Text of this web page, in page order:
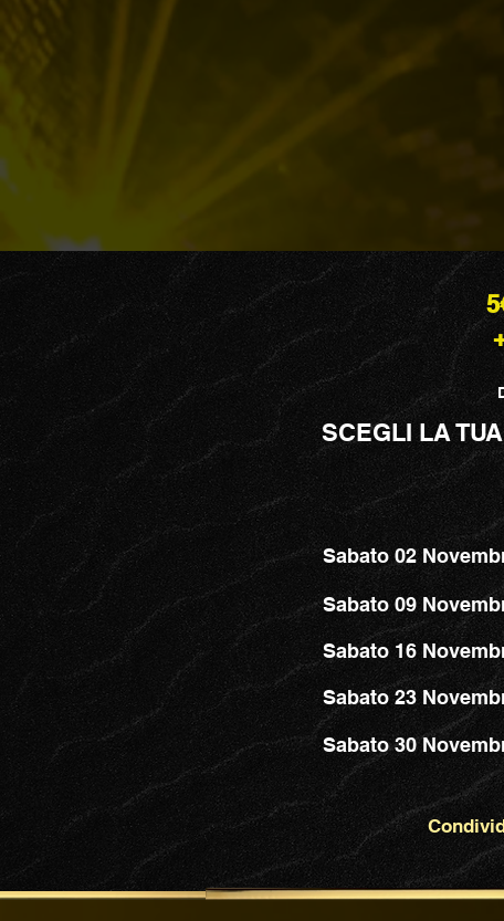
SCEGLI LA
Sabato 02
Sabato 09
Sabato 16
Sabato 23
Sabato 30